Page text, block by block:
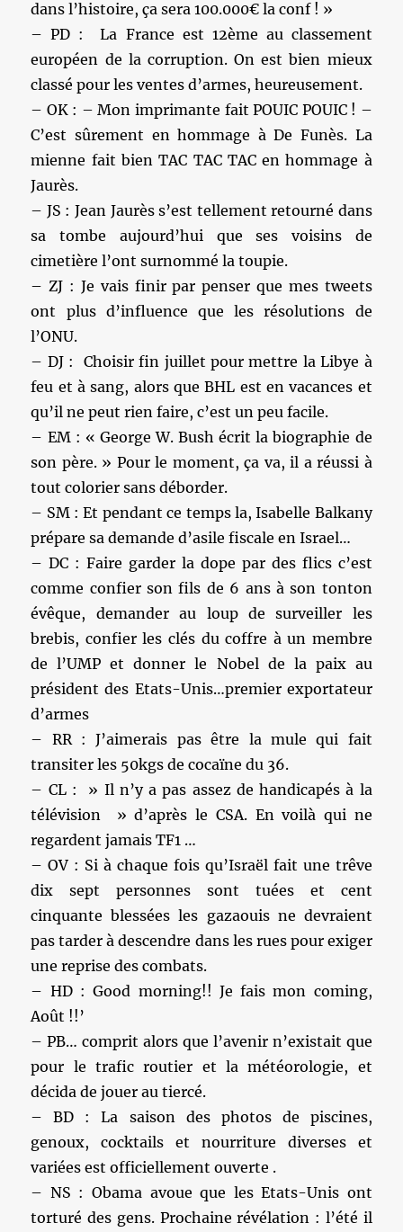
dans l’histoire, ça sera 100.000€ la conf ! »
– PD : La France est 12ème au classement
européen de la corruption. On est bien mieux
classé pour les ventes d’armes, heureusement.
– OK : – Mon imprimante fait POUIC POUIC ! –
C’est sûrement en hommage à De Funès. La
mienne fait bien TAC TAC TAC en hommage à
Jaurès.
– JS : Jean Jaurès s’est tellement retourné dans
sa tombe aujourd’hui que ses voisins de
cimetière l’ont surnommé la toupie.
– ZJ : Je vais finir par penser que mes tweets
ont plus d’influence que les résolutions de
l’ONU.
– DJ : Choisir fin juillet pour mettre la Libye à
feu et à sang, alors que BHL est en vacances et
qu’il ne peut rien faire, c’est un peu facile.
– EM : « George W. Bush écrit la biographie de
son père. » Pour le moment, ça va, il a réussi à
tout colorier sans déborder.
– SM : Et pendant ce temps la, Isabelle Balkany
prépare sa demande d’asile fiscale en Israel…
– DC : Faire garder la dope par des flics c’est
comme confier son fils de 6 ans à son tonton
évêque, demander au loup de surveiller les
brebis, confier les clés du coffre à un membre
de l’UMP et donner le Nobel de la paix au
président des Etats-Unis…premier exportateur
d’armes
– RR : J’aimerais pas être la mule qui fait
transiter les 50kgs de cocaïne du 36.
– CL : » Il n’y a pas assez de handicapés à la
télévision » d’après le CSA. En voilà qui ne
regardent jamais TF1 …
– OV : Si à chaque fois qu’Israël fait une trêve
dix sept personnes sont tuées et cent
cinquante blessées les gazaouis ne devraient
pas tarder à descendre dans les rues pour exiger
une reprise des combats.
– HD : Good morning!! Je fais mon coming,
Août !!’
– PB… comprit alors que l’avenir n’existait que
pour le trafic routier et la météorologie, et
décida de jouer au tiercé.
– BD : La saison des photos de piscines,
genoux, cocktails et nourriture diverses et
variées est officiellement ouverte .
– NS : Obama avoue que les Etats-Unis ont
torturé des gens. Prochaine révélation : l’été il